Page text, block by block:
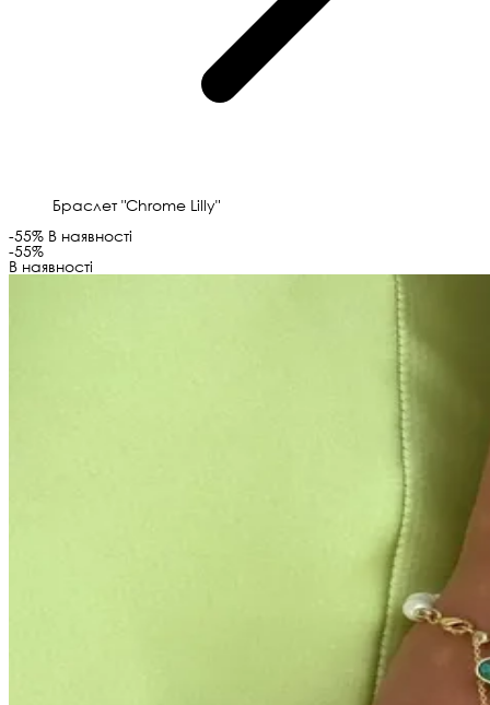
Браслет "Chrome Lilly"
-55% В наявності
-55%
В наявності